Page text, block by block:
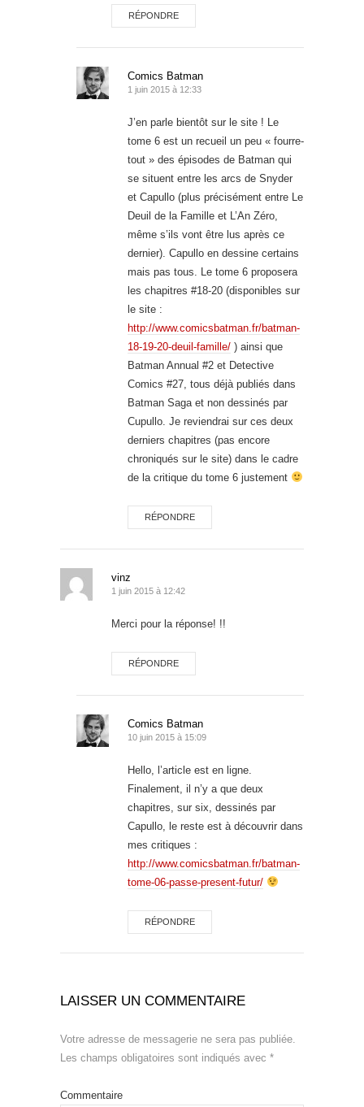
RÉPONDRE
Comics Batman
1 juin 2015 à 12:33
J’en parle bientôt sur le site ! Le
tome 6 est un recueil un peu « fourre-
tout » des épisodes de Batman qui
se situent entre les arcs de Snyder
et Capullo (plus précisément entre Le
Deuil de la Famille et L’An Zéro,
même s’ils vont être lus après ce
dernier). Capullo en dessine certains
mais pas tous. Le tome 6 proposera
les chapitres #18-20 (disponibles sur
le site :
http://www.comicsbatman.fr/batman-
18-19-20-deuil-famille/ ) ainsi que
Batman Annual #2 et Detective
Comics #27, tous déjà publiés dans
Batman Saga et non dessinés par
Cupullo. Je reviendrai sur ces deux
derniers chapitres (pas encore
chroniqués sur le site) dans le cadre
de la critique du tome 6 justement
RÉPONDRE
vinz
1 juin 2015 à 12:42
Merci pour la réponse! !!
RÉPONDRE
Comics Batman
10 juin 2015 à 15:09
Hello, l’article est en ligne.
Finalement, il n’y a que deux
chapitres, sur six, dessinés par
Capullo, le reste est à découvrir dans
mes critiques :
http://www.comicsbatman.fr/batman-
tome-06-passe-present-futur/
RÉPONDRE
LAISSER UN COMMENTAIRE
Votre adresse de messagerie ne sera pas publiée.
Les champs obligatoires sont indiqués avec *
Commentaire